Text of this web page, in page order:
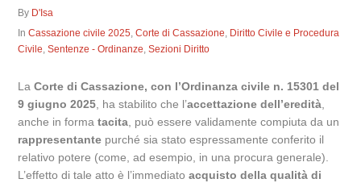
By D'Isa
InCassazione civile 2025,Corte di Cassazione, Diritto Civile e Procedura
Civile,Sentenze - Ordinanze,Sezioni Diritto
LaCorte di Cassazione, con l’Ordinanza civile n. 15301 del
9 giugno 2025 , ha stabilito che l’accettazione dell’eredità
anche in formatacita , può essere validamente compiuta da un
rappresentante purché sia stato espressamente conferito il
relativo potere (come, ad esempio, in una procura generale).
L’effetto di tale atto è l’immediatoacquisto della qualità di